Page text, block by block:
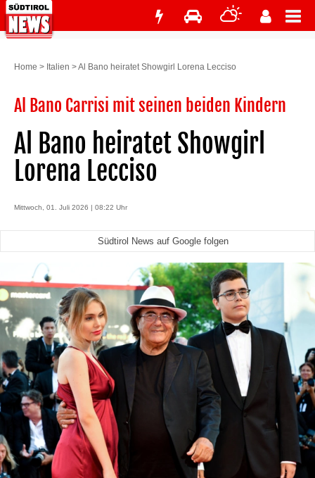
Home > Italien >Al Bano heiratet Showgirl Lorena Lecciso
Al Bano Carrisi mit seinen beiden Kindern
Al Bano heiratet Showgirl
Lorena Lecciso
Mittwoch, 01. Juli 2026 | 08:22 Uhr
Südtirol News auf Google folgen